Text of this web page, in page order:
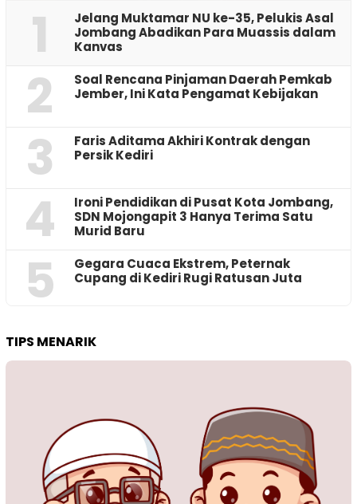
1
Jelang Muktamar NU ke-35, Pelukis Asal
Jombang Abadikan Para Muassis dalam
Kanvas
2
‎Soal Rencana Pinjaman Daerah Pemkab
Jember, Ini Kata Pengamat Kebijakan ‎
3
Faris Aditama Akhiri Kontrak dengan
Persik Kediri
4
Ironi Pendidikan di Pusat Kota Jombang,
SDN Mojongapit 3 Hanya Terima Satu
Murid Baru
5
‎Gegara Cuaca Ekstrem, Peternak
Cupang di Kediri Rugi Ratusan Juta
TIPS MENARIK